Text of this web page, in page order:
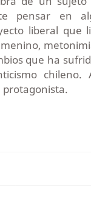
pensar en
liberal que
que ha
chileno.
protagonista.